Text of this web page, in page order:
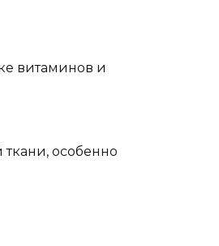
витаминов и
особенно